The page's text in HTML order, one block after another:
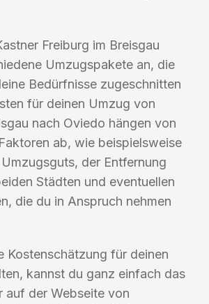
Freiburg im Breisgau
Umzugspakete an, die
Bedürfnisse zugeschnitten
für deinen Umzug von
nach Oviedo hängen von
ab, wie beispielsweise
der Entfernung
Städten und eventuellen
die du in Anspruch nehmen
Kostenschätzung für deinen
kannst du ganz einfach das
auf der Webseite von